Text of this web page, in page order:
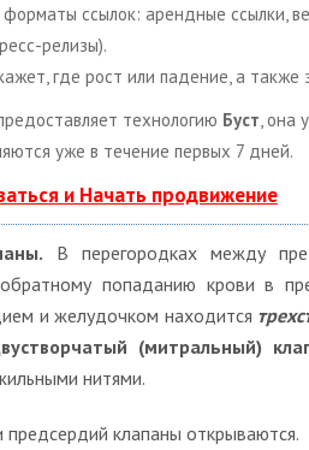
ссылок: арендные ссылки,
релизы).
где рост или падение, а
технологию Буст, она
уже в течение первых 7 дней.
и Начать продвижение
В перегородках между
попаданию крови в
и желудочком находится
(митральный)
нитями.
клапаны открываются.